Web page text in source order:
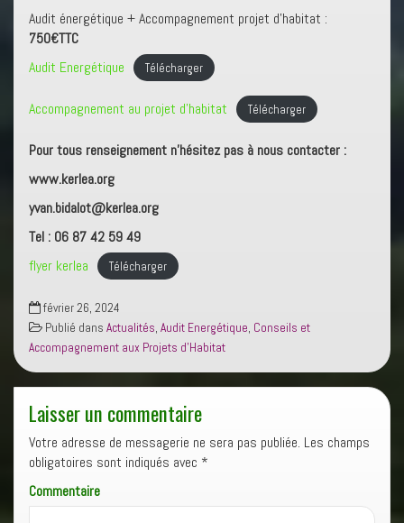
Audit énergétique + Accompagnement projet d’habitat :
750€TTC
Audit Energétique
Télécharger
Accompagnement au projet d’habitat Télécharger
Pour tous renseignement n’hésitez pas à nous contacter :
www.kerlea.org
yvan.bidalot@kerlea.org
Tel : 06 87 42 59 49
flyer kerlea
Télécharger
février 26, 2024
Publié dans Actualités, Audit Energétique, Conseils et
Accompagnement aux Projets d'Habitat
Laisser un commentaire
Votre adresse de messagerie ne sera pas publiée. Les champs
obligatoires sont indiqués avec *
Commentaire